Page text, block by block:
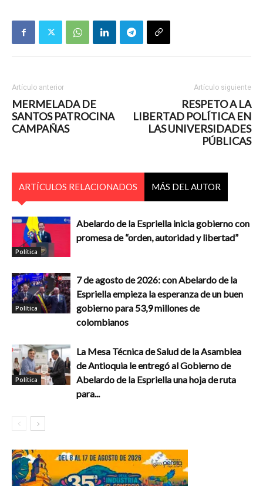
Artículo anterior
MERMELADA DE
SANTOS PATROCINA
CAMPAÑAS
Artículo siguiente
RESPETO A LA
LIBERTAD POLÍTICA EN
LAS UNIVERSIDADES
PÚBLICAS
ARTÍCULOS RELACIONADOS MÁS DEL AUTOR
Política
Abelardo de la Espriella inicia gobierno con
promesa de “orden, autoridad y libertad”
Política
7 de agosto de 2026: con Abelardo de la
Espriella empieza la esperanza de un buen
gobierno para 53,9 millones de
colombianos
Política
La Mesa Técnica de Salud de la Asamblea
de Antioquia le entregó al Gobierno de
Abelardo de la Espriella una hoja de ruta
para...